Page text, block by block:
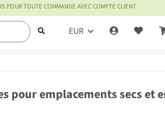
POUR TOUTE COMMANDE AVEC COMPTE CLIENT
EUR
pour emplacements secs et